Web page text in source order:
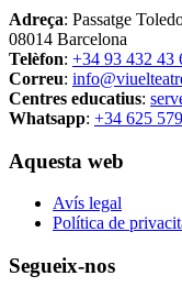
Adreça: Passatge
08014 Barcelona
Telèfon: +34 93 432 43
Correu:
Centres educatius:
Whatsapp: +34 625
Aquesta web
Avís legal
Política de
Segueix-nos